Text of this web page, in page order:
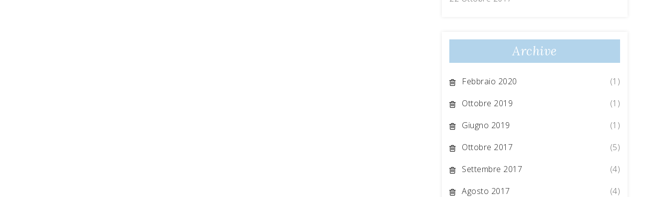
Archive
Febbraio 2020
(1)
Ottobre 2019
(1)
Giugno 2019
(1)
Ottobre 2017
(5)
Settembre 2017
(4)
Agosto 2017
(4)